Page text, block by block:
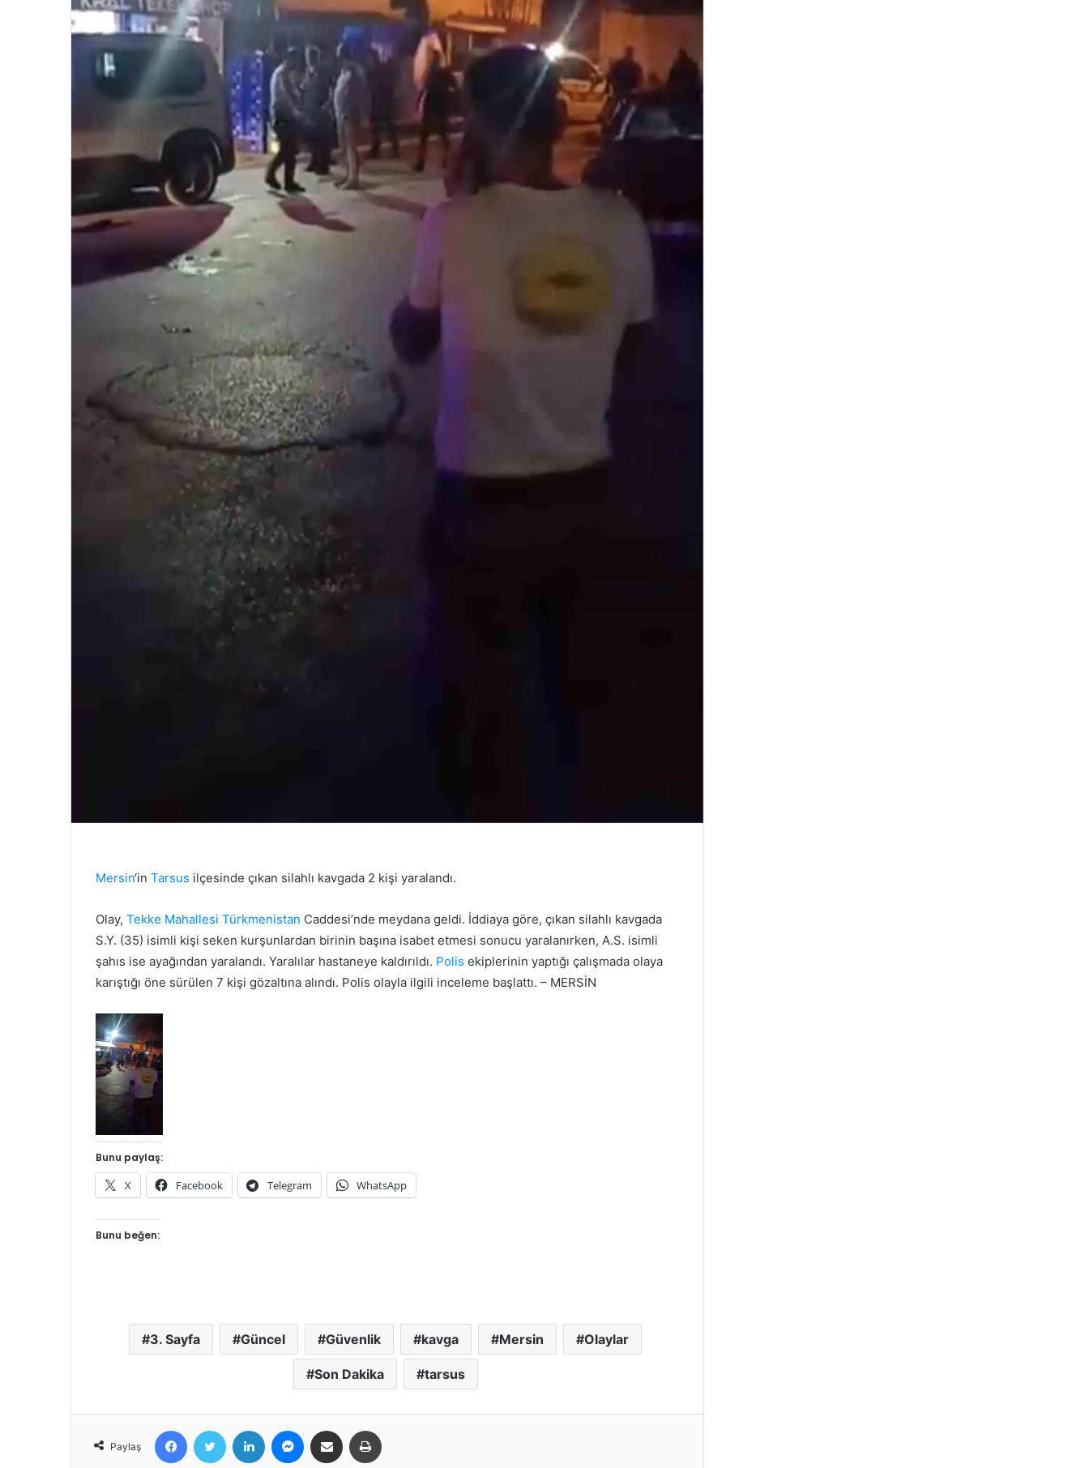
Mersin‘in Tarsus ilçesinde çıkan silahlı kavgada 2 kişi yaralandı.
Olay, Tekke Mahallesi Türkmenistan Caddesi’nde meydana geldi. İddiaya göre, çıkan silahlı kavgada
S.Y. (35) isimli kişi seken kurşunlardan birinin başına isabet etmesi sonucu yaralanırken, A.S. isimli
şahıs ise ayağından yaralandı. Yaralılar hastaneye kaldırıldı. Polis ekiplerinin yaptığı çalışmada olaya
karıştığı öne sürülen 7 kişi gözaltına alındı. Polis olayla ilgili inceleme başlattı. – MERSİN
Bunu paylaş:
X Facebook Telegram WhatsApp
Bunu beğen:
3. Sayfa Güncel Güvenlik kavga Mersin Olaylar
Son Dakika tarsus
Paylaş
FacebookTwitter LinkedIn MessengerE-Posta ile paylaş